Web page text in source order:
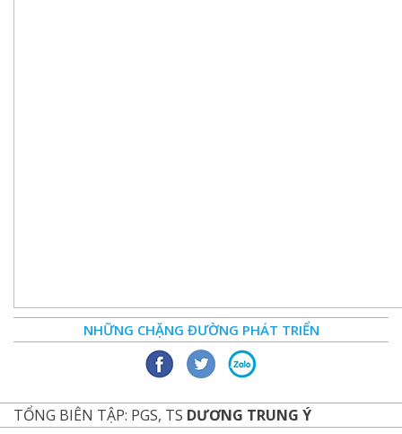
NHỮNG CHẶNG ĐƯỜNG PHÁT TRIỂN
TỔNG BIÊN TẬP: PGS, TS DƯƠNG TRUNG Ý